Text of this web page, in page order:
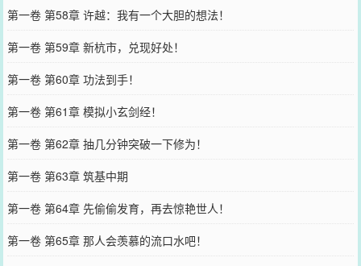
第一卷 第58章 许越：我有一个大胆的想法！
第一卷 第59章 新杭市，兑现好处！
第一卷 第60章 功法到手！
第一卷 第61章 模拟小玄剑经！
第一卷 第62章 抽几分钟突破一下修为！
第一卷 第63章 筑基中期
第一卷 第64章 先偷偷发育，再去惊艳世人！
第一卷 第65章 那人会羡慕的流口水吧！